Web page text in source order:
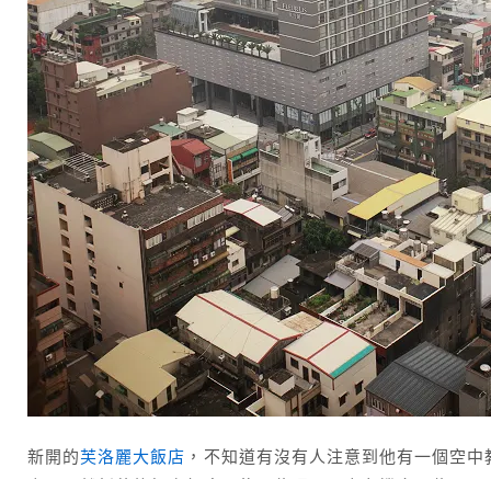
新開的芙洛麗大飯店 ，不知道有沒有人注意到他有一個空